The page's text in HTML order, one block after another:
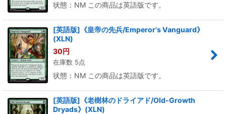
状態：NM この商品は英語版です。
[英語版]《皇帝の先兵/Emperor's Vanguard》
(XLN)
30円
在庫数 5点
状態：NM この商品は英語版です。
[英語版]《老樹林のドライアド/Old-Growth
Dryads》(XLN)